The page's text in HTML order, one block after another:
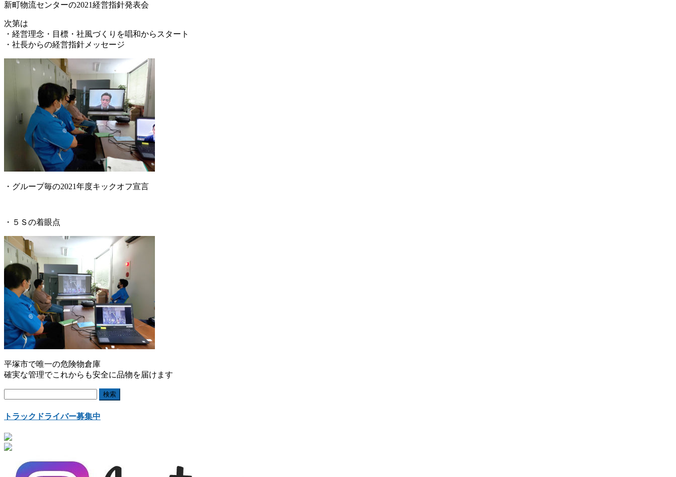
新町物流センターの2021経営指針発表会
次第は
・経営理念・目標・社風づくりを唱和からスタート
・社長からの経営指針メッセージ
・グループ毎の2021年度キックオフ宣言
・５Ｓの着眼点
平塚市で唯一の危険物倉庫
確実な管理でこれからも安全に品物を届けます
トラックドライバー募集中